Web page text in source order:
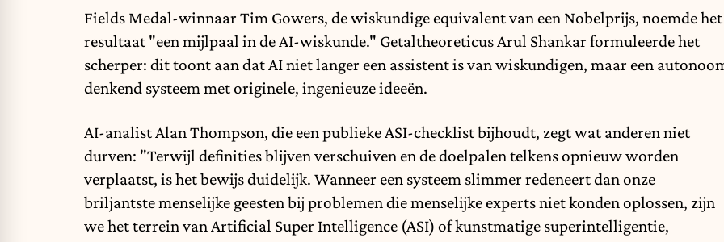
Fields Medal-winnaar Tim Gowers, de wiskundige equivalent van een Nobelprijs, noemde het
resultaat "een mijlpaal in de AI-wiskunde." Getaltheoreticus Arul Shankar formuleerde het
scherper: dit toont aan dat AI niet langer een assistent is van wiskundigen, maar een
denkend systeem met originele, ingenieuze ideeën.
AI-analist Alan Thompson, die een publieke ASI-checklist bijhoudt, zegt wat anderen niet
durven: "Terwijl definities blijven verschuiven en de doelpalen telkens opnieuw worden
verplaatst, is het bewijs duidelijk. Wanneer een systeem slimmer redeneert dan onze
briljantste menselijke geesten bij problemen die menselijke experts niet konden oplossen, zijn
we het terrein van Artificial Super Intelligence (ASI) of kunstmatige superintelligentie,